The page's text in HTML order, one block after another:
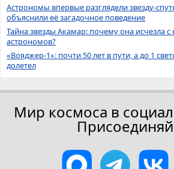
Астрономы впервые разглядели звезду-
объяснили её загадочное поведение
Тайна звезды Акамар: почему она исчезла с
астрономов?
«Вояджер-1»: почти 50 лет в пути, а до 1
долетел
Мир космоса в